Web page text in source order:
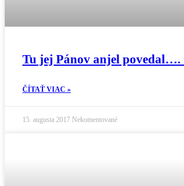
Tu jej Pánov anjel povedal….
ČÍTAŤ VIAC »
15. augusta 2017 Nekomentované